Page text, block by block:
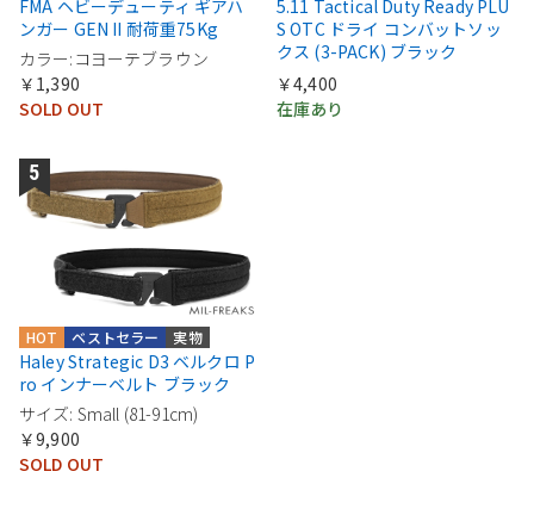
FMA ヘビーデューティ ギアハ
ンガー GEN II 耐荷重75Kg
カラー:コヨーテブラウン
￥1,390
SOLD OUT
5.11 Tactical Duty Ready PLU
S OTC ドライ コンバットソッ
クス (3-PACK) ブラック
￥4,400
在庫あり
実物
ベストセラー
HOT
Haley Strategic D3 ベルクロ P
ro インナーベルト ブラック
サイズ: Small (81-91cm)
￥9,900
SOLD OUT